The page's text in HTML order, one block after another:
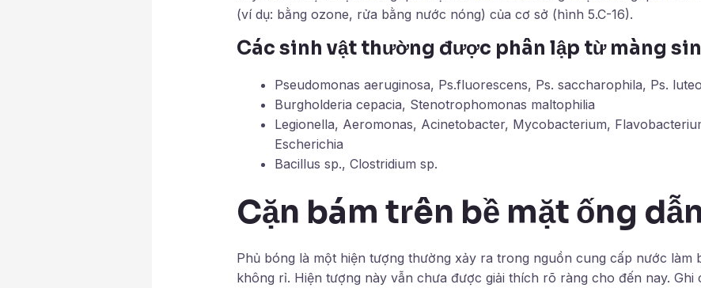
(ví dụ: bằng ozone, rửa bằng nước nóng) của cơ sở (hình 5.C-16).
Các sinh vật thường được phân lập từ màng
Pseudomonas aeruginosa, Ps.fluorescens, Ps. saccharophila, Ps.
Burgholderia cepacia, Stenotrophomonas maltophilia
Legionella, Aeromonas, Acinetobacter, Mycobacterium,
Escherichia
Bacillus sp., Clostridium sp.
Cặn bám trên bề mặt ống
Phủ bóng là một hiện tượng thường xảy ra trong nguồn cung cấp nước làm
không rỉ. Hiện tượng này vẫn chưa được giải thích rõ ràng cho đến nay. Ghi